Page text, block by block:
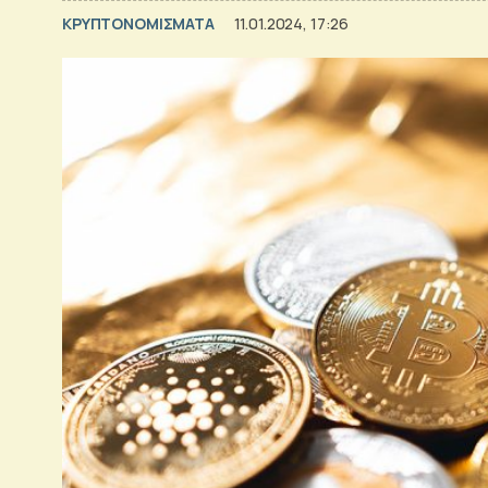
KΡΥΠΤΟΝΟΜΙΣΜΑΤΑ 11.01.2024, 17:26